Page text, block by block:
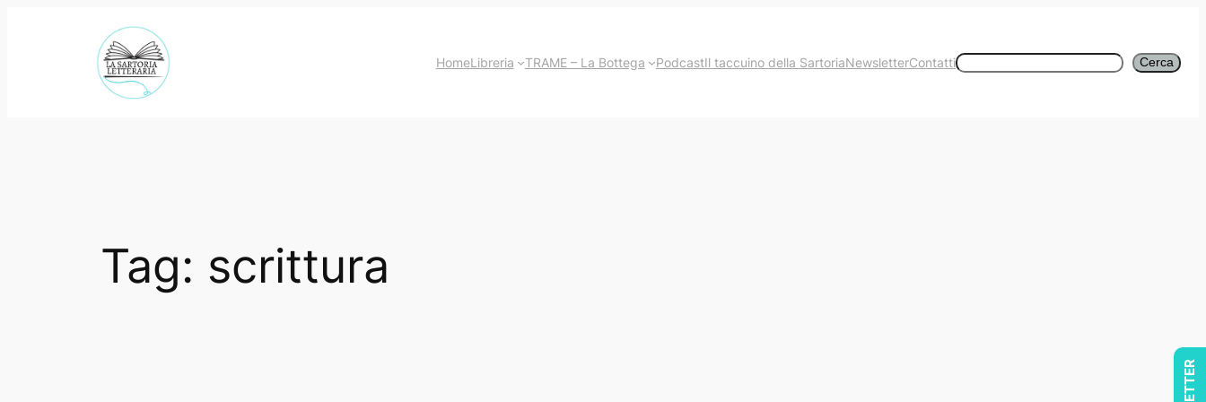
HomeLibreria TRAME – La Bottega PodcastIl taccuino della SartoriaNewsletterContattiCerca Cerca
Tag: scrittura